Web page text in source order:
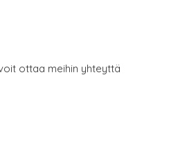
ottaa meihin yhteyttä